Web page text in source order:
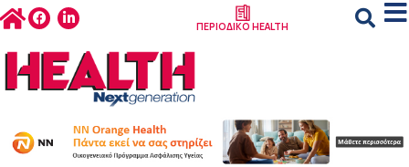
ΠΕΡΙΟΔΙΚΟ HEALTH